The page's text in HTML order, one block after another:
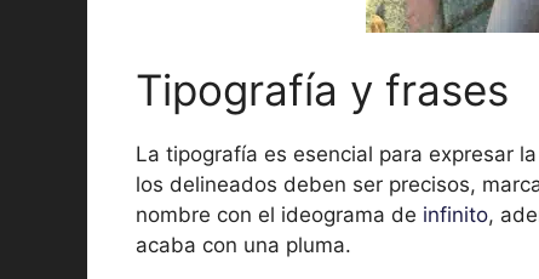
Tipografía y frases
La tipografía es esencial para expresar
los delineados deben ser precisos,
nombre con el ideograma de infinito,
acaba con una pluma.